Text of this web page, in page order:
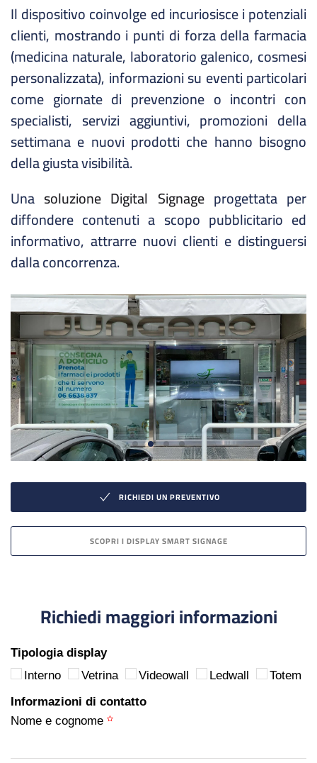
Il dispositivo coinvolge ed incuriosisce i potenziali
clienti, mostrando i punti di forza della farmacia
(medicina naturale, laboratorio galenico, cosmesi
personalizzata), informazioni su eventi particolari
come giornate di prevenzione o incontri con
specialisti, servizi aggiuntivi, promozioni della
settimana e nuovi prodotti che hanno bisogno
della giusta visibilità.
Una soluzione Digital Signageprogettata per
diffondere contenuti a scopo pubblicitario ed
informativo, attrarre nuovi clienti e distinguersi
dalla concorrenza.
RICHIEDI UN PREVENTIVO
SCOPRI I DISPLAY SMART SIGNAGE
Richiedi maggiori informazioni
Tipologia display
Interno
Vetrina Videowall Ledwall
Totem
Informazioni di contatto
Nome e cognome